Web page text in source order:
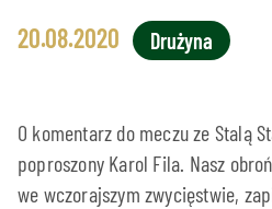
20.08.2020 Drużyna
O komentarz do meczu ze Stalą
poproszony Karol Fila. Nasz
we wczorajszym zwycięstwie,